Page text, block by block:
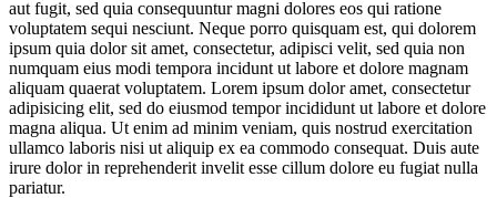
aut fugit, sed quia consequuntur magni dolores eos qui ratione
voluptatem sequi nesciunt. Neque porro quisquam est, qui dolorem
ipsum quia dolor sit amet, consectetur, adipisci velit, sed quia non
numquam eius modi tempora incidunt ut labore et dolore magnam
aliquam quaerat voluptatem. Lorem ipsum dolor amet, consectetur
adipisicing elit, sed do eiusmod tempor incididunt ut labore et dolore
magna aliqua. Ut enim ad minim veniam, quis nostrud exercitation
ullamco laboris nisi ut aliquip ex ea commodo consequat. Duis aute
irure dolor in reprehenderit invelit esse cillum dolore eu fugiat nulla
pariatur.